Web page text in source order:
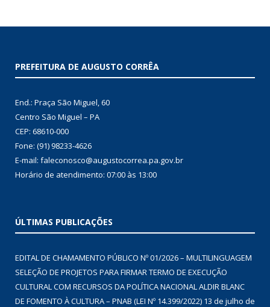
PREFEITURA DE AUGUSTO CORRÊA
End.: Praça São Miguel, 60
Centro São Miguel – PA
CEP: 68610-000
Fone: (91) 98233-4626
E-mail: faleconosco@augustocorrea.pa.gov.br
Horário de atendimento: 07:00 às 13:00
ÚLTIMAS PUBLICAÇÕES
EDITAL DE CHAMAMENTO PÚBLICO Nº 01/2026 – MULTILINGUAGEM
SELEÇÃO DE PROJETOS PARA FIRMAR TERMO DE EXECUÇÃO
CULTURAL COM RECURSOS DA POLÍTICA NACIONAL ALDIR BLANC
DE FOMENTO À CULTURA – PNAB (LEI Nº 14.399/2022) 13 de julho de